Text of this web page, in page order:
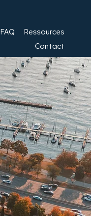
FAQ
Ressources
Contact